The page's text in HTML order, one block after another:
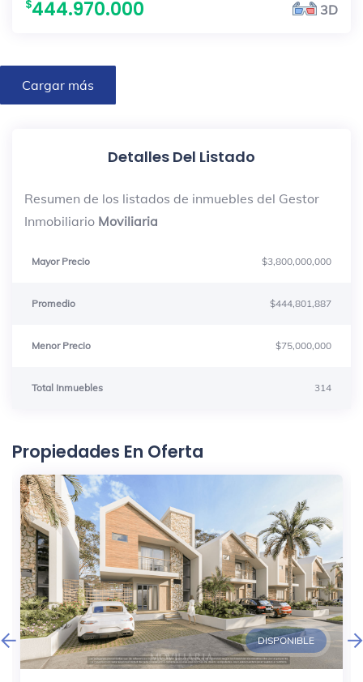
444.970.000 3D
Cargar más
Detalles Del Listado
Resumen de los listados de inmuebles del Gestor
Inmobiliario Moviliaria
Mayor Precio $3,800,000,000
Promedio $444,801,887
Menor Precio $75,000,000
Total Inmuebles 314
Propiedades En Oferta
DISPONIBLE